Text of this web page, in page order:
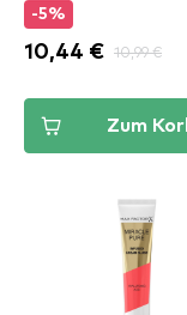
-5%
10,44 € 10,99 €
Zum